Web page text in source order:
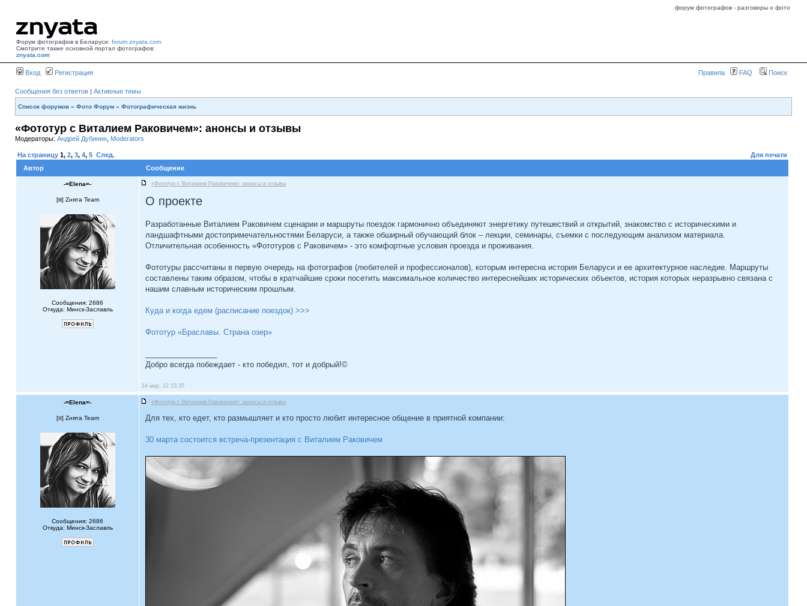
форум фотографов - разговоры о фото
Форум фотографов в Беларуси: forum.znyata.com
Смотрите также основной портал фотографов:
znyata.com
Вход Регистрация Правила FAQ Поиск
Сообщения без ответов | Активные темы
Список форумов » Фото Форум » Фотографическая жизнь
«Фототур с Виталием Раковичем»: анонсы и отзывы
Модераторы: Андрей Дубинин Moderators
На страницу 1, 2, 3, 4, 5 След.
Для печати
Автор
Сообщение
-=Elena=- «Фототур с Виталием Раковичем»: анонсы и отзывы
[ ] Zнята Team
Сообщения: 2686
Откуда: Минск-Заславль
О проекте
Разработанные Виталием Раковичем сценарии и маршруты поездок гармонично объединяют энергетику путешествий и открытий, знакомство с историческими и
ландшафтными достопримечательностями Беларуси, а также обширный обучающий блок – лекции, семинары, съемки с последующим анализом материала.
Отличительная особенность «Фототуров с Раковичем» - это комфортные условия проезда и проживания.
Фототуры рассчитаны в первую очередь на фотографов (любителей и профессионалов), которым интересна история Беларуси и ее архитектурное наследие. Маршруты
составлены таким образом, чтобы в кратчайшие сроки посетить максимальное количество интереснейших исторических объектов, история которых неразрывно связана с
нашим славным историческим прошлым.
Куда и когда едем (расписание поездок) >>>
Фототур «Браславы. Страна озер»
Добро всегда побеждает - кто победил, тот и добрый!©
14 мар, 12 15:35
-=Elena=- «Фототур с Виталием Раковичем»: анонсы и отзывы
[ ] Zнята Team
Сообщения: 2686
Откуда: Минск-Заславль
Для тех, кто едет, кто размышляет и кто просто любит интересное общение в приятной компании:
30 марта состоится встреча-презентация с Виталием Раковичем